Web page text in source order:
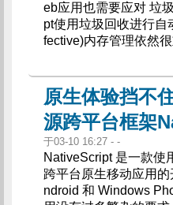
eb应用也需要应对 垃
pt使用垃圾回收进行自
fective)内存管理依然
原生体验挡不
源跨平台框架
于03-10 16:27 - -
NativeScript 是一款使
跨平台原生移动应用
ndroid 和 Windows